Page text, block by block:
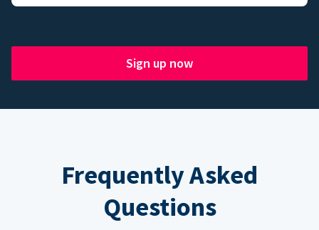
Sign up now
Frequently Asked
Questions